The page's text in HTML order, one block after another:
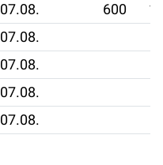
07.08. 600
07.08.
07.08.
07.08.
07.08.